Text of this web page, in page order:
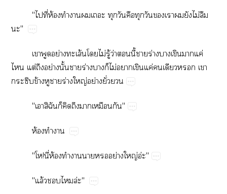
"​ี่​ห้​​​​​​​​​​​​​​ไม่​​
"
​​ย่​ล้​​ไม่​ู้​ว่​​ี้​​ร่​​​​ค่​
​ต่​​ย่​ั้​​ร่​​​ไม่​​​ค่​​​​​
​ข้​​​ร่​ญ่​ย่​ั่​
"​​​​​​​​"
ห้​​
"!​ี่​ห้​​​​​ย่​ญ่อ่"
"ล้​​​ล่"